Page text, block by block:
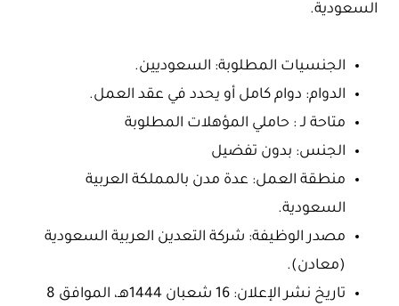
السعودية.
الجنسيات المطلوبة: السعوديين.
الدوام: دوام كامل أو يحدد في عقد العمل.
متاحة لـ : حاملي المؤهلات المطلوبة
الجنس: بدون تفضيل
منطقة العمل: عدة مدن بالمملكة العربية
السعودية.
مصدر الوظيفة: شركة التعدين العربية السعودية
(معادن).
تاريخ نشر الإعلان: 16 شعبان 1444هـ، الموافق 8